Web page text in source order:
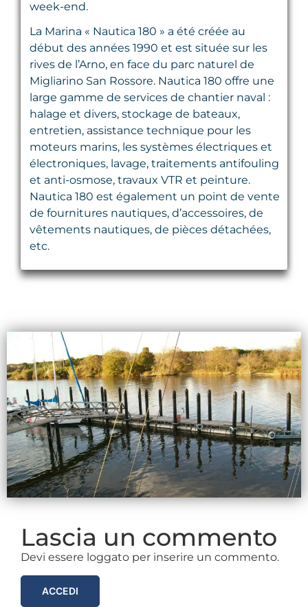
week-end.
La Marina « Nautica 180 » a été créée au
début des années 1990 et est située sur les
rives de l’Arno, en face du parc naturel de
Migliarino San Rossore. Nautica 180 offre une
large gamme de services de chantier naval :
halage et divers, stockage de bateaux,
entretien, assistance technique pour les
moteurs marins, les systèmes électriques et
électroniques, lavage, traitements antifouling
et anti-osmose, travaux VTR et peinture.
Nautica 180 est également un point de vente
de fournitures nautiques, d’accessoires, de
vêtements nautiques, de pièces détachées,
etc.
Lascia un commento
Devi essere loggato per inserire un commento.
ACCEDI